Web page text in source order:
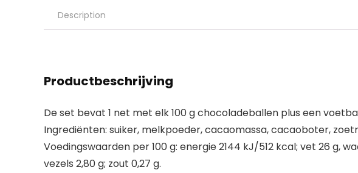
Description
Productbeschrijving
De set bevat 1 net met elk 100 g chocoladeballen plus een
Ingrediënten: suiker, melkpoeder, cacaomassa, cacaoboter,
Voedingswaarden per 100 g: energie 2144 kJ/512 kcal; vet 26 g,
vezels 2,80 g; zout 0,27 g.